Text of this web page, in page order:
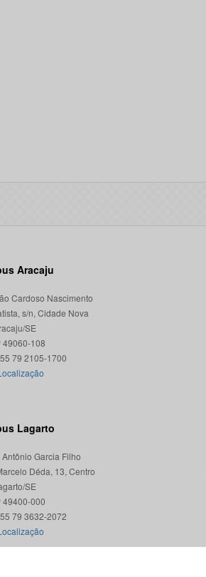
Aracaju
Cardoso Nascimento
s/n, Cidade Nova
SE
49060-108
Lagarto
Garcia Filho
Déda, 13, Centro
SE
49400-000